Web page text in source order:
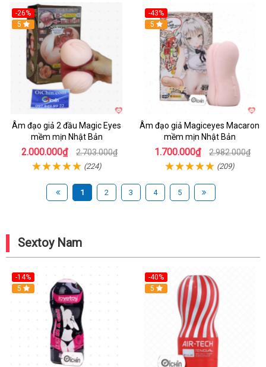
-26%
Hot
5
Âm đạo giả 2 đầu Magic Eyes
mềm mịn Nhật Bản
2.000.000₫ 2.703.000₫
(224)
-43%
Hot
5
Âm đạo giả Magiceyes Macaron
mềm mịn Nhật Bản
1.700.000₫ 2.982.000₫
(209)
1 2 3 4 5
Sextoy Nam
-14%
Hot
5
-40%
Hot
5